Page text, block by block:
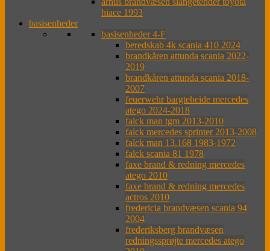
hiace 1993
basisenheder
basisenheder 4-F
beredskab 4k scania 410 2024
brandkåren attunda scania 2022-
2019
brandkåren attunda scania 2018-
2007
feuerwehr bargteheide mercedes
atego 2024-2018
falck man tgm 2013-2010
falck mercedes sprinter 2013-2008
falck man 13.168 1983-1972
falck scania 81 1978
faxe brand & redning mercedes
atego 2010
faxe brand & redning mercedes
actros 2010
fredericia brandvæsen scania 94
2004
frederiksberg brandvæsen
redningssprøjte mercedes atego